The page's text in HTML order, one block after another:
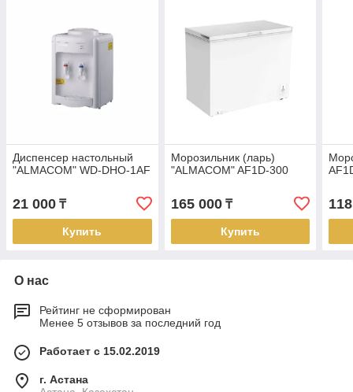
Диспенсер настольный
"ALMACOM" WD-DHO-1AF
21 000 ₸
Купить
Морозильник (ларь)
"ALMACOM" AF1D-300
165 000₸
Купить
О нас
Рейтинг не сформирован
Менее 5 отзывов за последний год
Работает с 15.02.2019
г. Астана